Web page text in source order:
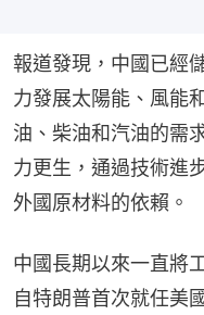
報道發現，中國已經
力發展太陽能、風能
油、柴油和汽油的需
力更生，通過技術進
外國原材料的依賴。
中國長期以來一直將
自特朗普首次就任美